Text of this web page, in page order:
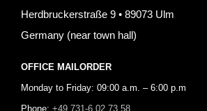
Herdbruckerstraße 9 • 89073 Ulm
Germany (near town hall)
OFFICE MAILORDER
Monday to Friday: 09:00 a.m. – 6:00 p.m
Phone: +49 731-6 02 73 58